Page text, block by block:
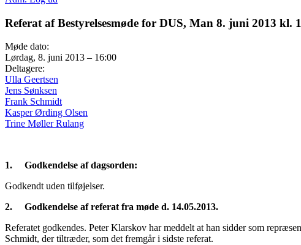
Referat af Bestyrelsesmøde for DUS, Man 8. juni 2013 kl.
Møde dato:
Lørdag, 8. juni 2013 – 16:00
Deltagere:
Ulla Geertsen
Jens Sønksen
Frank Schmidt
Kasper Ørding Olsen
Trine Møller Rulang
1. Godkendelse af dagsorden:
Godkendt uden tilføjelser.
2. Godkendelse af referat fra møde d. 14.05.2013.
Referatet godkendes. Peter Klarskov har meddelt at han sidder som
Schmidt, der tiltræder, som det fremgår i sidste referat.